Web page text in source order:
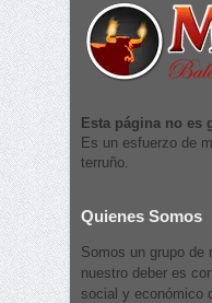
Esta página no es
Es un esfuerzo de
terruño.
Quienes Somos
Somos un grupo de
nuestro deber es
social y económico